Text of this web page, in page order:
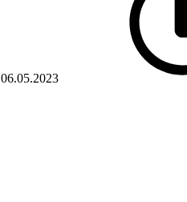
06.05.2023